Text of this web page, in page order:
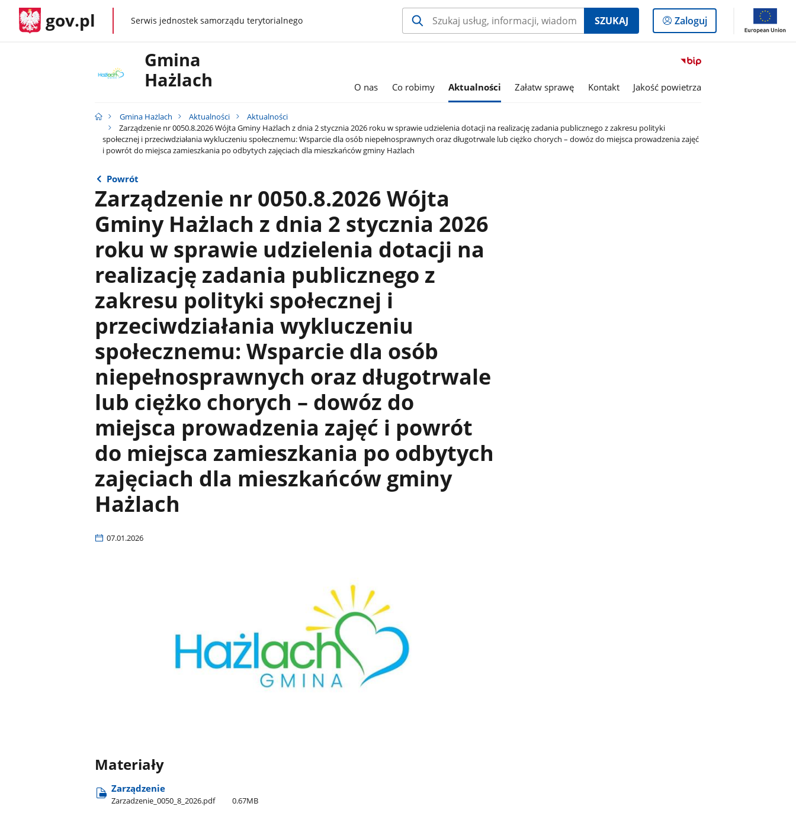
gov.pl gov.plSerwis jednostek samorządu terytorialnego SZUKAJ
Logowanie
do
Zaloguj
Przejdź
serwisu
Gmina
Gmina
Hażlach
O nas Co robimy Aktualności Załatw sprawę Kontakt Jakość powietrza
Gmina Hażlach Aktualności
Aktualności
Zarządzenie nr 0050.8.2026 Wójta Gminy Hażlach z dnia 2 stycznia 2026 roku w sprawie udzielenia dotacji na realizację zadania publicznego z zakresu polityki
społecznej i przeciwdziałania wykluczeniu społecznemu: Wsparcie dla osób niepełnosprawnych oraz długotrwale lub ciężko chorych – dowóz do miejsca prowadzenia zajęć
i powrót do miejsca zamieszkania po odbytych zajęciach dla mieszkańców gminy Hażlach
Powrót
Zarządzenie nr 0050.8.2026 Wójta
Gminy Hażlach z dnia 2 stycznia 2026
roku w sprawie udzielenia dotacji na
realizację zadania publicznego z
zakresu polityki społecznej i
przeciwdziałania wykluczeniu
społecznemu: Wsparcie dla osób
niepełnosprawnych oraz długotrwale
lub ciężko chorych – dowóz do
miejsca prowadzenia zajęć i powrót
do miejsca zamieszkania po odbytych
zajęciach dla mieszkańców gminy
Hażlach
07.01.2026
Materiały
Zarządzenie
Zarzadzenie​_0050​_8​_2026.pdf 0.67MB